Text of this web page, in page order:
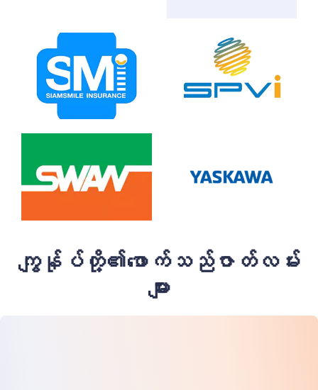
ကျွန်ုပ်တို့၏ဖောက်သည်ဇာတ်လမ်း
များ